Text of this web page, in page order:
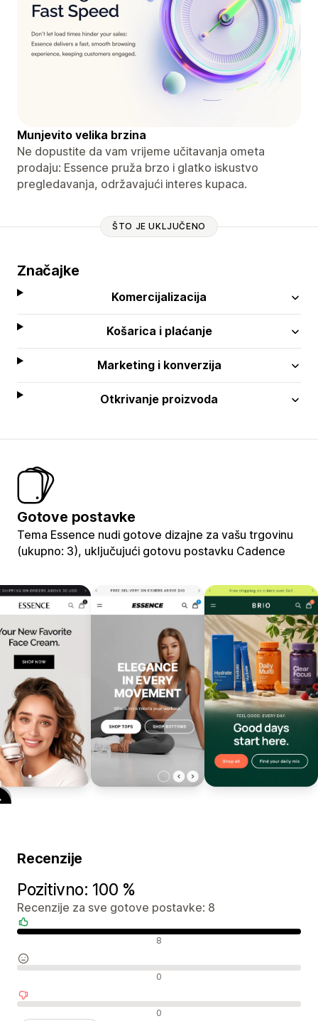
Munjevito velika brzina
Ne dopustite da vam vrijeme učitavanja ometa
prodaju: Essence pruža brzo i glatko iskustvo
pregledavanja, održavajući interes kupaca.
ŠTO JE UKLJUČENO
Značajke
Komercijalizacija
Košarica i plaćanje
Marketing i konverzija
Otkrivanje proizvoda
Gotove postavke
Tema Essence nudi gotove dizajne za vašu trgovinu
(ukupno: 3), uključujući gotovu postavku Cadence
Recenzije
Pozitivno: 100 %
Recenzije za sve gotove postavke: 8
8
0
0